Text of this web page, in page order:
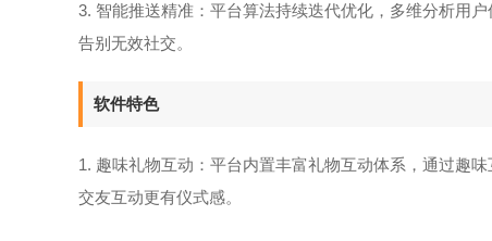
3. 智能推送精准：平台算法持续迭代优化，多维分析用
告别无效社交。
软件特色
1. 趣味礼物互动：平台内置丰富礼物互动体系，通过趣
交友互动更有仪式感。